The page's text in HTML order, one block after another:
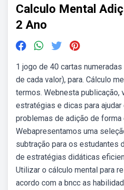
Calculo Mental
2 Ano
1 jogo de 40 cartas
de cada valor), para. Cálculo
termos. Webnesta publicação,
estratégias e dicas para
problemas de adição de
Webapresentamos uma
subtração para os estudantes
de estratégias didáticas
Utilizar o cálculo mental para
acordo com a bncc as